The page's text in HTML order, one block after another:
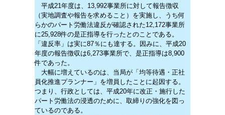
平成21年度は、13,992事業所に対して報告徴収
（実地調査や報告を求めること）を実施し、うち何
らかのパート労働法違反が確認された12,172事業所
に25,928件の是正指導を行ったとのことである。
「違反率」は実に87％にも達する。因みに、平成20
年度の報告徴収は6,273事業所で、是正指導は8,900
件であった。
大幅に増えているのは、当局が「均等待遇・正社
員化推進プランナー」を増員したことに起因する。
つまり、行政としては、平成20年に改正・施行した
パート労働法の浸透のために、取締りの強化を図っ
ているのである。